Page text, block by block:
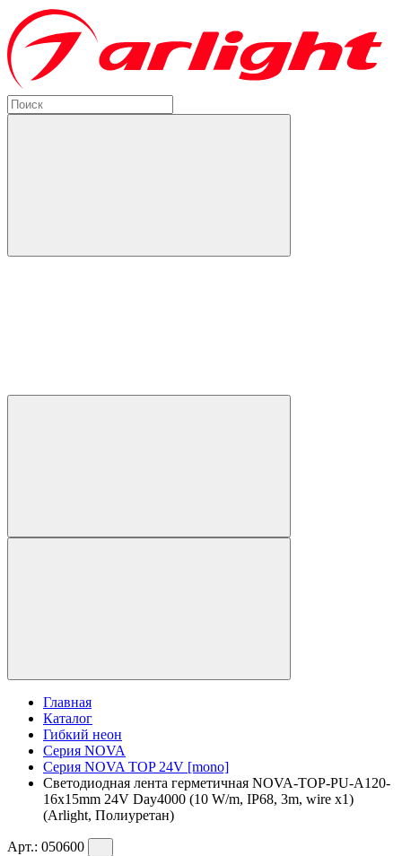
Главная
Каталог
Гибкий неон
Серия NOVA
Серия NOVA TOP 24V [mono]
Светодиодная лента герметичная NOVA-TOP-PU-A120-
16x15mm 24V Day4000 (10 W/m, IP68, 3m, wire x1)
(Arlight, Полиуретан)
Арт.: 050600